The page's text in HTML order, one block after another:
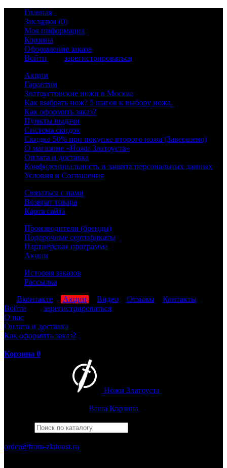
Главная
Закладки (0)
Моя информация
Корзина
Оформление заказа
Войти
зарегистрироваться
Акции
Гарантии
Златоустовские ножи в Москве
Как выбрать нож? 5 шагов к выбору ножа.
Как оформить заказ?
Пункты выдачи
Система скидок
Скидка 50% при покупке второго ножа (Завершено)
О магазине «Ножи Златоуста»
Оплата и доставка
Конфиденциальность и защита персональных данных
Условия и Соглашения
Связаться с нами
Возврат товара
Карта сайта
Производители (бренды)
Подарочные сертификаты
Партнёрская программа
Акции
История заказов
Рассылка
Вконтакте Акции Видео Отзывы
Контакты
Войти
зарегистрироваться
О нас
Оплата и доставка
Как оформить заказ?
Корзина 0
Ножи Златоуста
Ваша Корзина
order@from-zlatoust.ru